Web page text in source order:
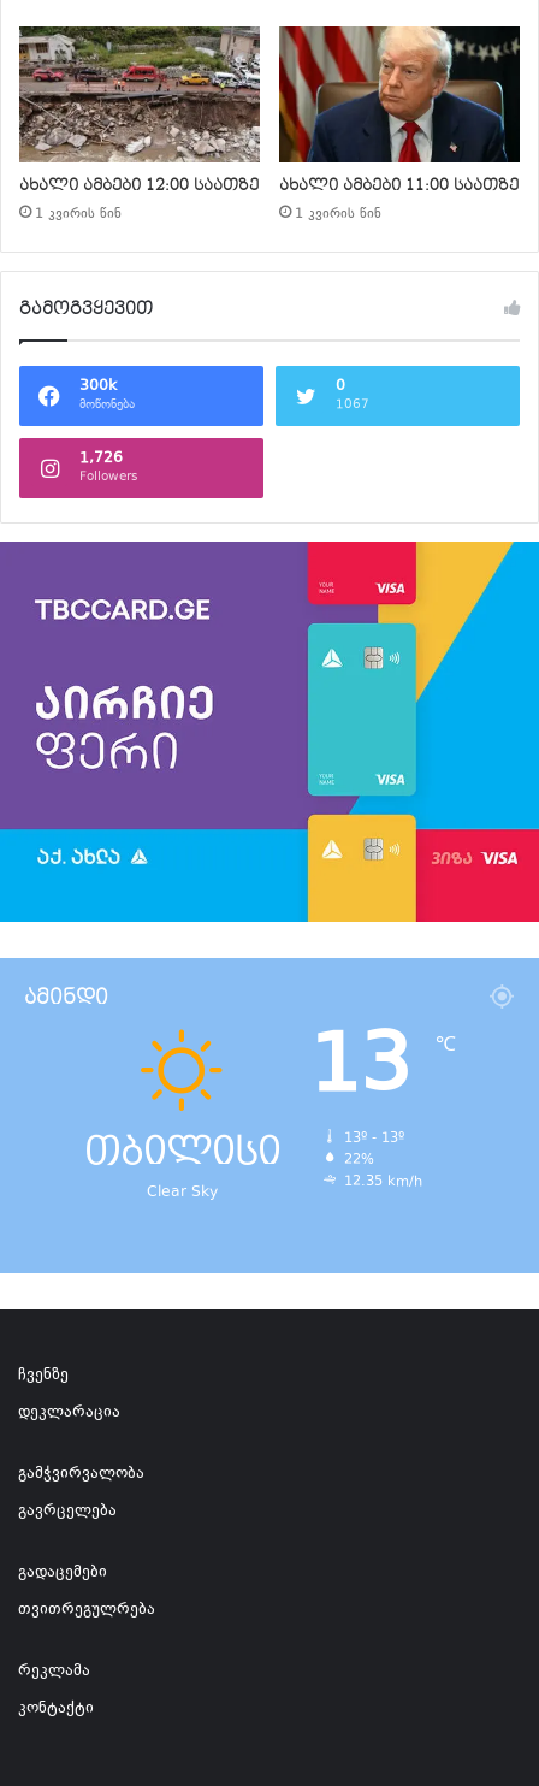
ახალი ამბები 12:00 საათზე
1 კვირის წინ
ახალი ამბები 11:00 საათზე
1 კვირის წინ
გამოგვყევით
300k
მოწონება
0
1067
1,726
Followers
ამინდი
თბილისი
Clear Sky
13 ℃
13º - 13º
22%
12.35 km/h
ჩვენზე
დეკლარაცია
გამჭვირვალობა
გავრცელება
გადაცემები
თვითრეგულრება
რეკლამა
კონტაქტი